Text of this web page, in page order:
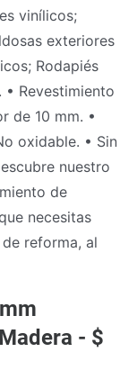
vinílicos;
exteriores
Rodapiés
• Revestimiento
de 10 mm. •
oxidable. • Sin
nuestro
de
necesitas
reforma, al
- $